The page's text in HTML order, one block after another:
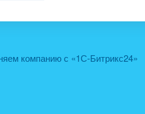
компанию с «1С-Битрикс24»